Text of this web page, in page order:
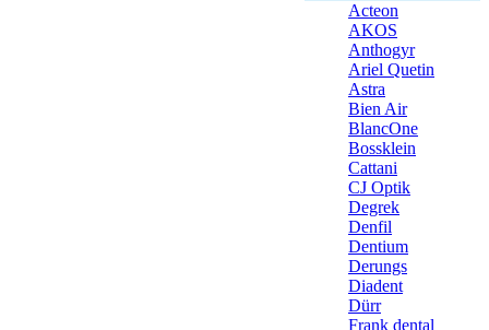
Acteon
AKOS
Anthogyr
Ariel Quetin
Astra
Bien Air
BlancOne
Bossklein
Cattani
CJ Optik
Degrek
Denfil
Dentium
Derungs
Diadent
Dürr
Frank dental